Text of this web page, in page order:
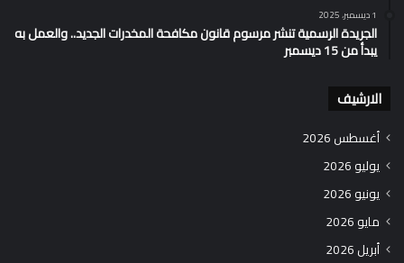
1 ديسمبر، 2025
الجريدة الرسمية تنشر مرسوم قانون مكافحة المخدرات الجديد.. والعمل به
يبدأ من 15 ديسمبر
الارشيف
أغسطس 2026
يوليو 2026
يونيو 2026
مايو 2026
أبريل 2026